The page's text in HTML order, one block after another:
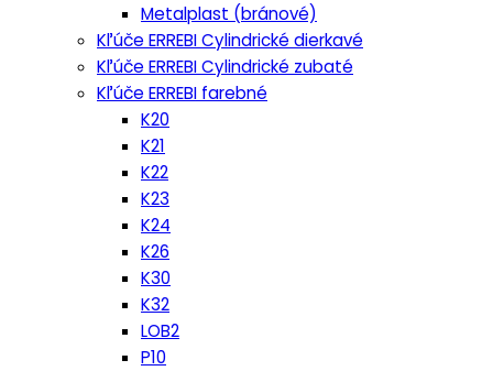
Metalplast (bránové)
Kľúče ERREBI Cylindrické dierkavé
Kľúče ERREBI Cylindrické zubaté
Kľúče ERREBI farebné
K20
K21
K22
K23
K24
K26
K30
K32
LOB2
P10